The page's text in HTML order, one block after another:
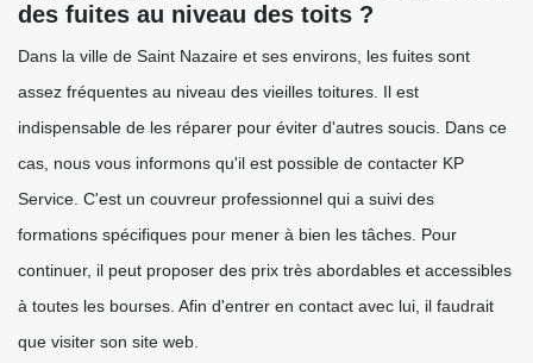
des fuites au niveau des toits ?
Dans la ville de Saint Nazaire et ses environs, les fuites sont
assez fréquentes au niveau des vieilles toitures. Il est
indispensable de les réparer pour éviter d'autres soucis. Dans ce
cas, nous vous informons qu'il est possible de contacter KP
Service. C'est un couvreur professionnel qui a suivi des
formations spécifiques pour mener à bien les tâches. Pour
continuer, il peut proposer des prix très abordables et accessibles
à toutes les bourses. Afin d'entrer en contact avec lui, il faudrait
que visiter son site web.